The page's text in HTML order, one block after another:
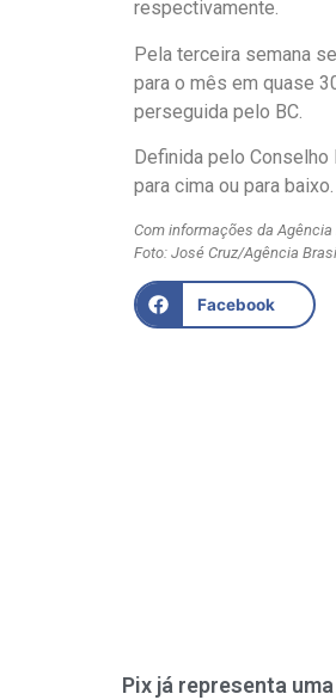
respectivamente.
Pela terceira semana
para o mês em quase
perseguida pelo BC.
Definida pelo
para cima ou para
Com informações da Agência
Foto: José Cruz/Agência
Facebook
Pix já representa